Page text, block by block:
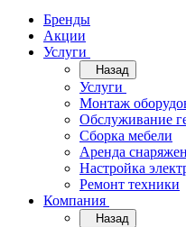
Бренды
Акции
Услуги
Назад
Услуги
Монтаж
Обслуживание
Сборка мебели
Аренда
Настройка
Ремонт техники
Компания
Назад